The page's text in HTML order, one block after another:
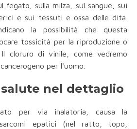
sulla milza, sul sangue, sui
e sui tessuti e ossa delle dita.
la possibilità che questa
tossicità per la riproduzione o
cloruro di vinile, come vedremo
per l'uomo.
nel dettaglio
per via inalatoria, causa la
epatici (nel ratto, topo,